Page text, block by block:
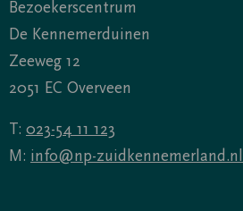
Bezoekerscentrum
De Kennemerduinen
Zeeweg 12
2051 EC Overveen
T: 023-54 11 123
M: info@np-zuidkennemerland.nl